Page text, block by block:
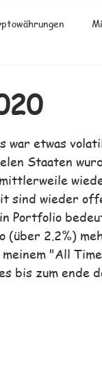
etwas
Staaten
sind wieder
Portfolio
(über 2.2%)
"All
bis zum ende